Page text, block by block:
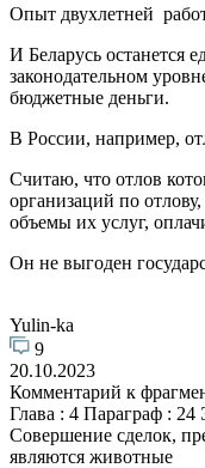
Опыт двухлетней
И Беларусь останется
законодательном
бюджетные деньги.
В России, например,
Считаю, что отлов
организаций по
объемы их услуг,
Он не выгоден
Yulin-ka
9
20.10.2023
Комментарий к
Глава : 4 Параграф : 24
Совершение сделок,
являются животные